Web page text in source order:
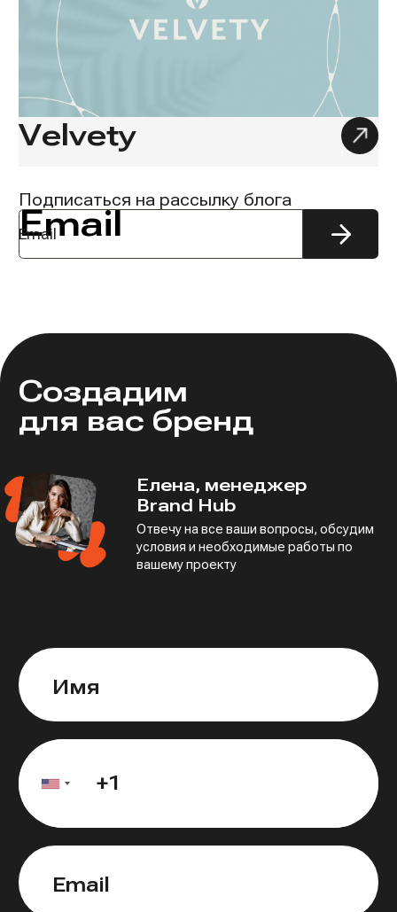
Velvety
Подписаться на рассылку блога
Email
на
Создадим
для вас бренд
Елена, менеджер
Brand Hub
Отвечу на все ваши вопросы, обсудим
условия и необходимые работы по
вашему проекту
Имя
Email